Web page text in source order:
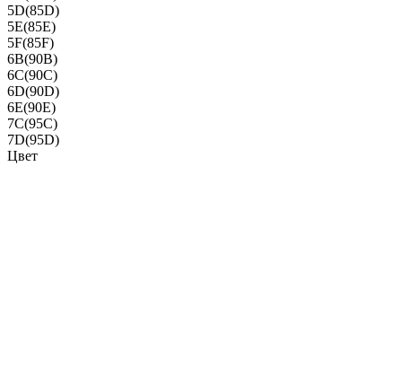
5D(85D)
5E(85E)
5F(85F)
6B(90B)
6C(90C)
6D(90D)
6E(90E)
7C(95C)
7D(95D)
Цвет